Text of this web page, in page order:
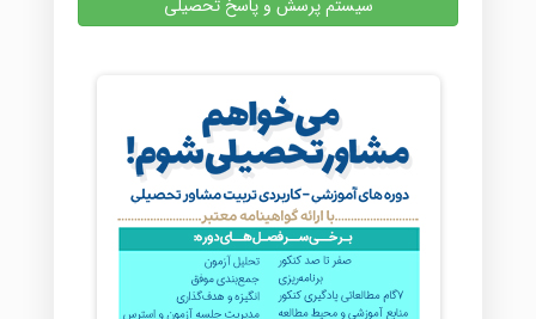
سیستم پرسش و پاسخ تحصیلی